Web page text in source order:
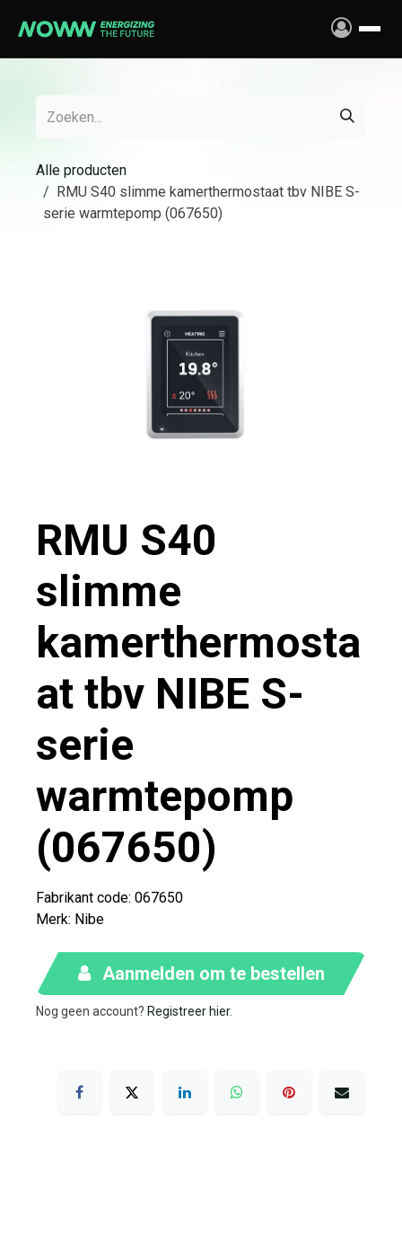
Alle producten
RMU S40 slimme kamerthermostaat tbv NIBE S-
serie warmtepomp (067650)
RMU S40
slimme
kamerthermosta
at tbv NIBE S-
serie
warmtepomp
(067650)
Fabrikant code: 067650
Merk: Nibe
Aanmelden om te bestellen
Nog geen account? Registreer hier.